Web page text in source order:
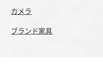
カメラ
ブランド家具